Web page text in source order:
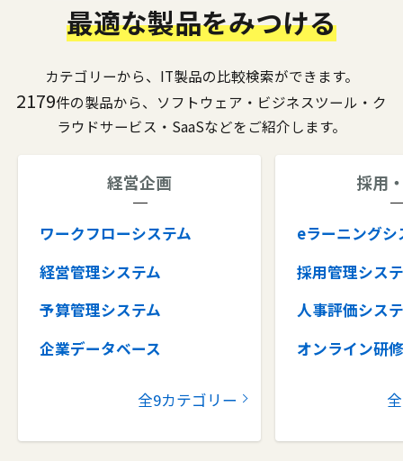
最適な製品をみつける
カテゴリーから、IT製品の比較検索ができます。
2179件の製品から、ソフトウェア・ビジネスツール・ク
ラウドサービス・SaaSなどをご紹介します。
経営企画
ワークフローシステム
経営管理システム
予算管理システム
企業データベース
全9カテゴリー
採用
eラーニングシ
採用管理シス
人事評価シス
オンライン研
ム